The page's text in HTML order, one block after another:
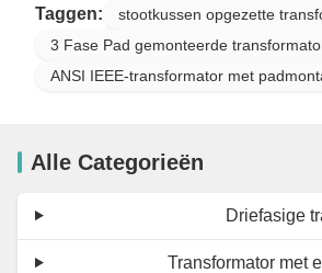
Taggen:
stootkussen opgezette
3 Fase Pad gemonteerde
ANSI IEEE-transformator met
Alle Categorieën
Driefasige
Transformator met